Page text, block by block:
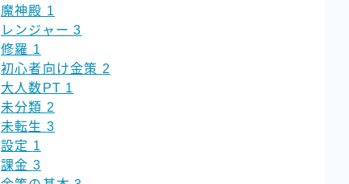
魔神殿 1
レンジャー3
修羅 1
初心者向け金策 2
大人数PT 1
未分類 2
未転生 3
設定 1
課金 3